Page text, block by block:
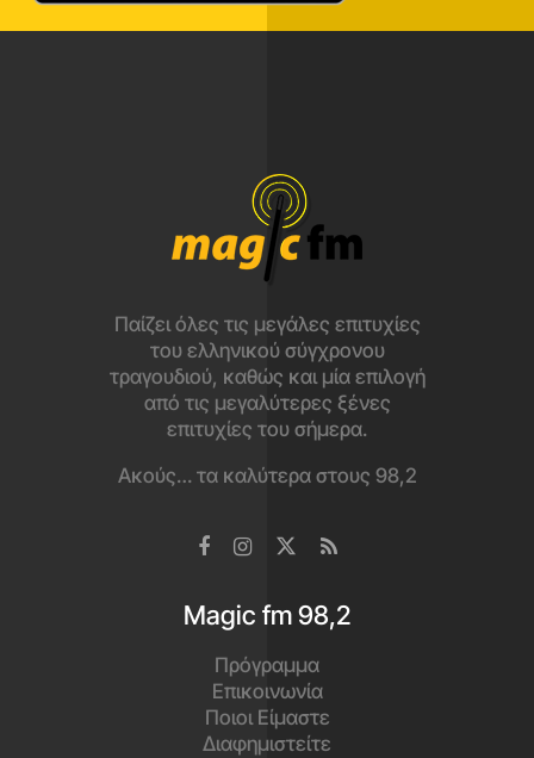
Παίζει όλες τις μεγάλες επιτυχίες
του ελληνικού σύγχρονου
τραγουδιού, καθώς και μία επιλογή
από τις μεγαλύτερες ξένες
επιτυχίες του σήμερα.
Ακούς… τα καλύτερα στους 98,2
Magic fm 98,2
Πρόγραμμα
Επικοινωνία
Ποιοι Είμαστε
Διαφημιστείτε